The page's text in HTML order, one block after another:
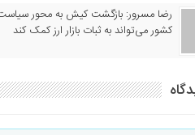
رضا مسرور: بازگشت کیش به محور
کشور می‌تواند به ثبات بازار ارز کمک کند